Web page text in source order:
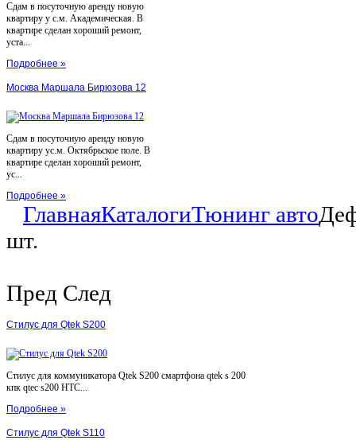
Сдам в посуточную аренду новую
квартиру у с.м. Академическая. В
квартире сделан хороший ремонт,
уста...
Подробнее »
Москва Маршала Бирюзова 12
Сдам в посуточную аренду новую
квартиру ус.м. Октябрьское поле. В
квартире сделан хороший ремонт,
ус...
Подробнее »
ГлавнаяКаталогиТюнинг авто
шт.
Пред След
Стилус для Qtek S200
Стилус для коммуникатора Qtek S200 смартфона qtek s 200
кпк qtec s200 HTC...
Подробнее »
Стилус для Qtek S110